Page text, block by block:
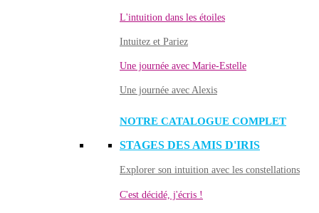
L'intuition dans les étoiles
Intuitez et Pariez
Une journée avec Marie-Estelle
Une journée avec Alexis
NOTRE CATALOGUE COMPLET
STAGES DES AMIS D'IRIS
Explorer son intuition avec les constellations
C'est décidé, j'écris !